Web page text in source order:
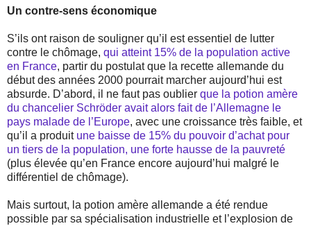
Un contre-sens économique
S’ils ont raison de souligner qu’il est essentiel de lutter
contre le chômage, qui atteint 15% de la population active
en France, partir du postulat que la recette allemande du
début des années 2000 pourrait marcher aujourd’hui est
absurde. D’abord, il ne faut pas oublier que la potion amère
du chancelier Schröder avait alors fait de l’Allemagne le
pays malade de l’Europe, avec une croissance très faible, et
qu’il a produit une baisse de 15% du pouvoir d’achat pour
un tiers de la population, une forte hausse de la pauvreté
(plus élevée qu’en France encore aujourd’hui malgré le
différentiel de chômage).
Mais surtout, la potion amère allemande a été rendue
possible par sa spécialisation industrielle et l’explosion de